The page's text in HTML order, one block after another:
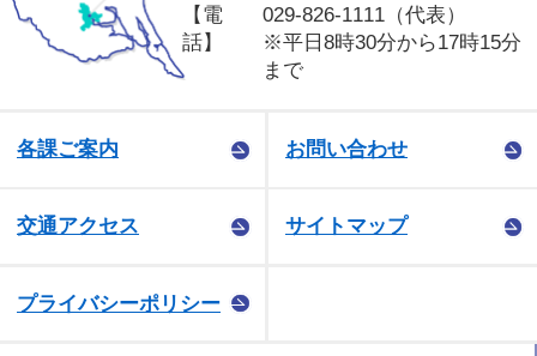
【電
話】
029-826-1111（代表）
※平日8時30分から17時15分
まで
各課ご案内 お問い合わせ
交通アクセス サイトマップ
プライバシーポリシー